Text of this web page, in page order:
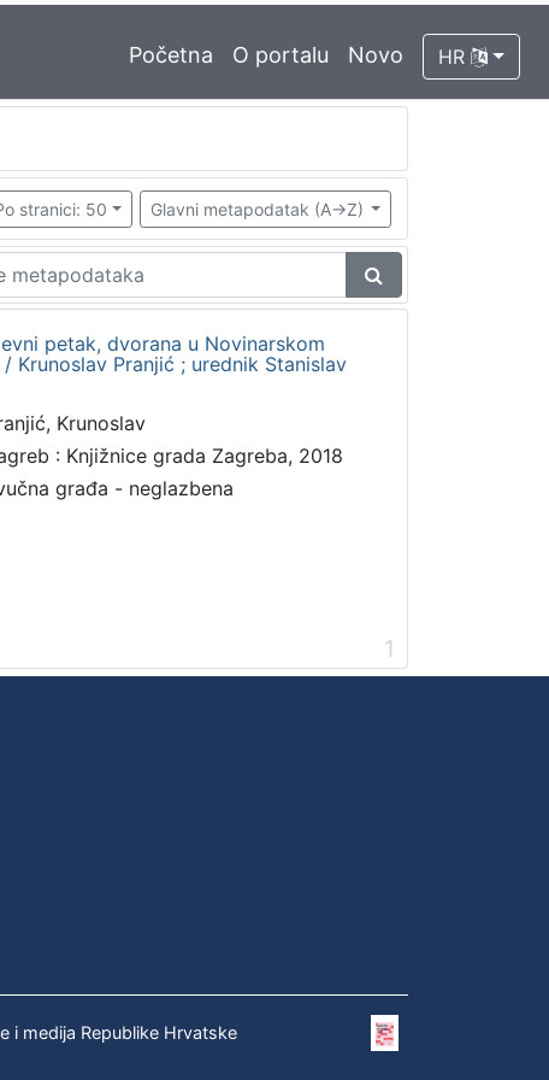
Početna O portalu Novo HR
stranici: 50 Glavni metapodatak (A->Z)
petak, dvorana u Novinarskom
/ Krunoslav Pranjić ; urednik Stanislav
Krunoslav
: Knjižnice grada Zagreba, 2018
građa - neglazbena
1
i medija Republike Hrvatske